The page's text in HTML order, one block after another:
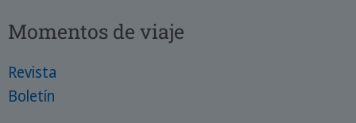
Momentos de viaje
Revista
Boletín